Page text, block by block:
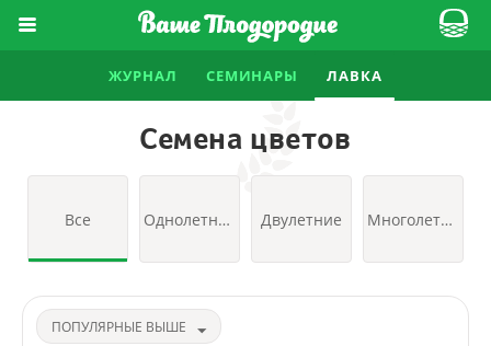
ЖУРНАЛ СЕМИНАРЫ ЛАВКА
Семена цветов
Все Однолетние Двулетние Многолетние
ПОПУЛЯРНЫЕ ВЫШЕ